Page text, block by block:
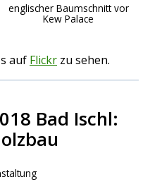
englischer Baumschnitt vor
Kew Palace
auf Flickr zu sehen.
Bad Ischl: